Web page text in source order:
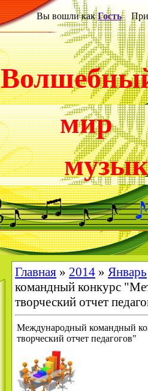
Вы вошли как Гость
мир
Главная » 2014 » Январь
командный конкурс
творческий отчет
Международный командный
творческий отчет педагогов"